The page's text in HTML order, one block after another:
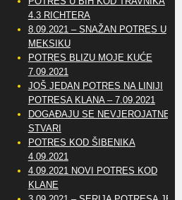
4.3 RICHTERA
8.09.2021 – SNAŽAN POTRES U
MEKSIKU
POTRES BLIZU MOJE KUĆE
7.09.2021
JOŠ JEDAN POTRES NA LINIJI
POTRESA KLANA – 7.09.2021
DOGAĐAJU SE NEVJEROJATNE
STVARI
POTRES KOD ŠIBENIKA
4.09.2021
4.09.2021 NOVI POTRES KOD
KLANE